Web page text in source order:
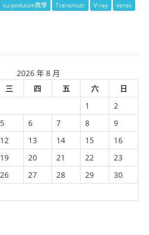
su poduium教學 Transmutr V-ray
veras
2026 年 8 月
三 四 五 六
日
1
2
5 6 7 8
9
12 13 14 15
16
19 20 21 22
23
26 27 28 29
30